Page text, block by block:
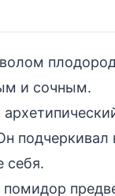
и сочным.
подчеркивал
себя.
помидор